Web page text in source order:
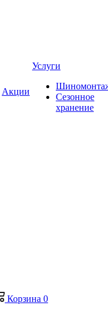
Акции
Услуги
Сезонное
хранение
Корзина 0